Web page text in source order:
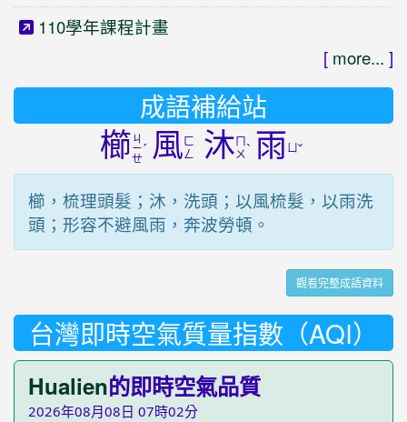
110學年課程計畫
[ more... ]
成語補給站
櫛 ㄐ
ㄧ
ㄝ
ˊ 風ㄈ
ㄥ
沐ㄨˋ 雨ㄩˇ
櫛，梳理頭髮；沐，洗頭；以風梳髮，以雨洗
頭；形容不避風雨，奔波勞頓。
觀看完整成語資料
台灣即時空氣質量指數（AQI）
Hualien的即時空氣品質
2026年08月08日 07時02分